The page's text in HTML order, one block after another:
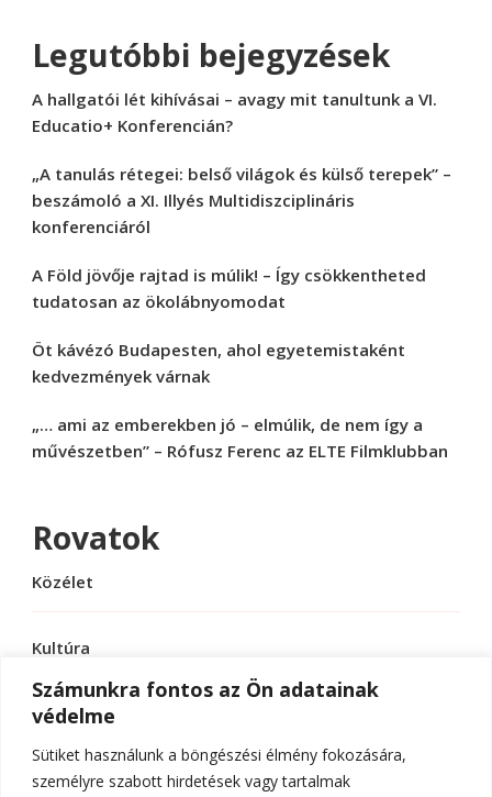
Számunkra fontos az Ön adatainak
védelme
Sütiket használunk a böngészési élmény fokozására,
személyre szabott hirdetések vagy tartalmak
Legutóbbi bejegyzések
A hallgatói lét kihívásai – avagy mit tanultunk a VI.
Educatio+ Konferencián?
„A tanulás rétegei: belső világok és külső terepek” –
beszámoló a XI. Illyés Multidiszciplináris
konferenciáról
A Föld jövője rajtad is múlik! – Így csökkentheted
tudatosan az ökolábnyomodat
Öt kávézó Budapesten, ahol egyetemistaként
kedvezmények várnak
„… ami az emberekben jó – elmúlik, de nem így a
művészetben” – Rófusz Ferenc az ELTE Filmklubban
Rovatok
Közélet
Kultúra
Sport
Tudomány